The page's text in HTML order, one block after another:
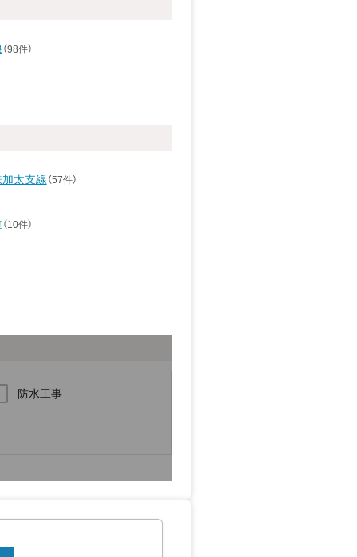
（98件）
太支線 （57件）
（10件）
防水工事